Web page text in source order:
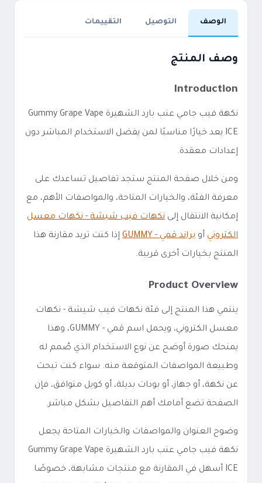
الوصف التوصيل التقييمات
وصف المنتج
Introduction
نكهة فيب جامي عنب بارد الشهيرة Gummy Grape Vape
ICE يعد خيارًا مناسبًا لمن يفضل الاستخدام المباشر دون
إعدادات معقدة.
ومن خلال صفحة المنتج ستجد تفاصيل تساعدك على
معرفة الفئة، والخيارات المتاحة، والمواصفات الأهم، مع
إمكانية الانتقال إلى نكهات فيب شيشة - نكهات معسل
الكتروني أو براند قمي - GUMMY
إذا كنت تريد مقارنة هذا
المنتج بخيارات أخرى قريبة.
Product Overview
ينتمي هذا المنتج إلى فئة نكهات فيب شيشة - نكهات
معسل الكتروني، ويحمل اسم قمي - GUMMY، وهذا
يمنحك صورة أوضح عن نوع الاستخدام الذي صُمم له
وطبيعة المواصفات المتوقعة منه. سواء كنت تبحث
عن نكهة، أو جهاز، أو بودات بديلة، أو كويل متوافق، فإن
الصفحة تضع أمامك أهم التفاصيل بشكل مباشر.
وضوح العنوان والمواصفات والخيارات المتاحة يجعل
نكهة فيب جامي عنب بارد الشهيرة Gummy Grape Vape
ICE أسهل في المقارنة مع منتجات مشابهة، خصوصًا